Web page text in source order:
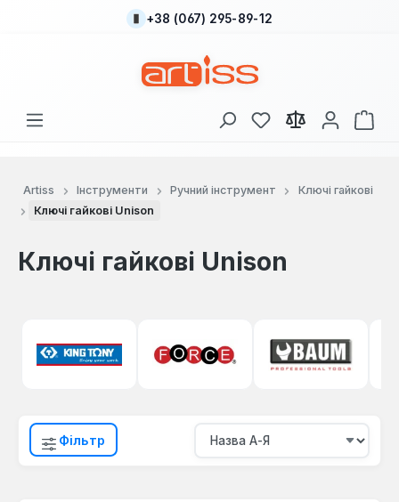
Перейти до основного вмісту
+38 (067) 295-89-12
У вас є 0 у списку
Artiss Інструменти Ручний інструмент
Ключі гайкові
Ключі гайкові Unison
Ключі гайкові Unison
Фільтр